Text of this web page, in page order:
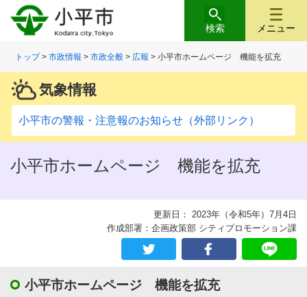
メニュー
検索
トップ>市政情報 >市政全般 > 広報 > 小平市ホームページ 機能を拡充
気象情報
小平市の警報・注意報のお知らせ（外部リンク）
小平市ホームページ 機能を拡充
更新日： 2023年（令和5年）7月4日
作成部署：企画政策部 シティプロモーション課
小平市ホームページ 機能を拡充